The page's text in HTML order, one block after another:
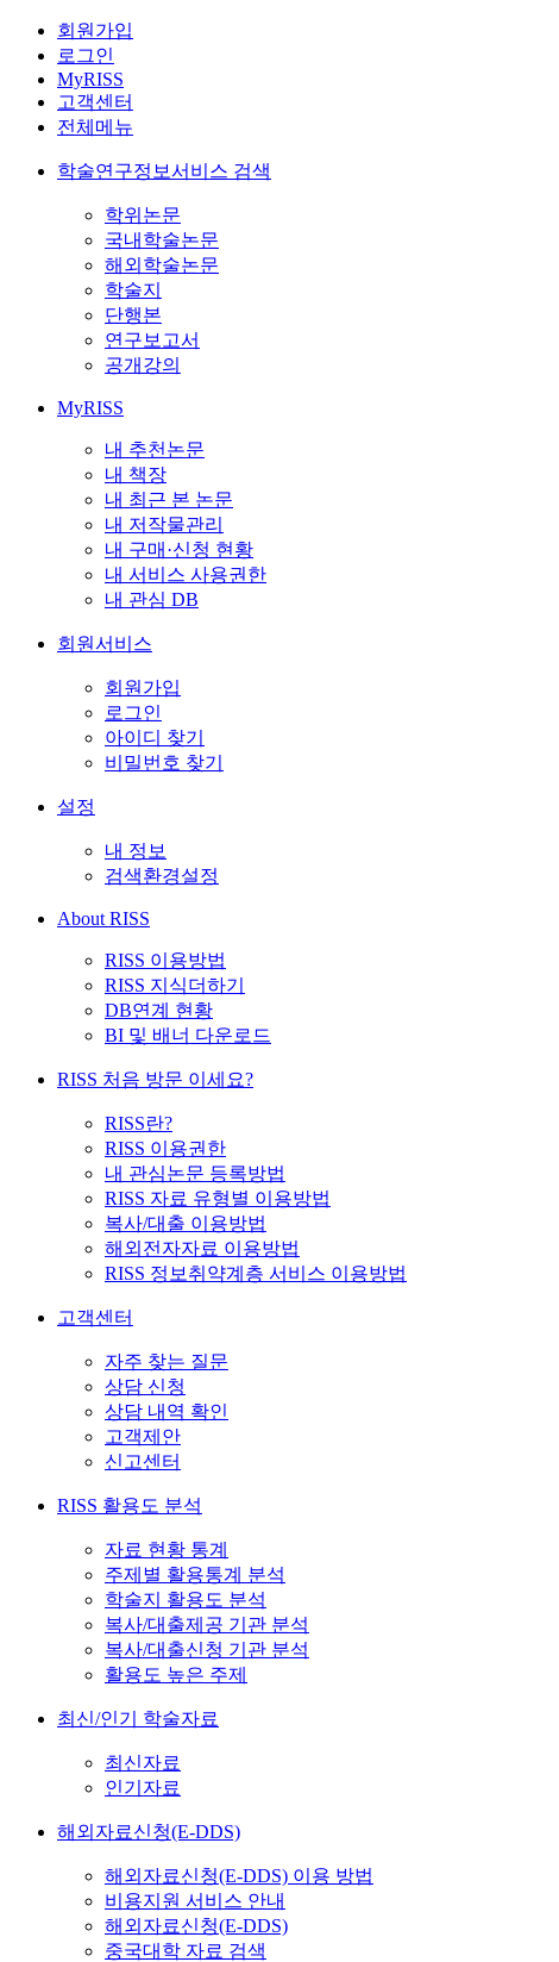
회원가입
로그인
MyRISS
고객센터
전체메뉴
학술연구정보서비스 검색
학위논문
국내학술논문
해외학술논문
학술지
단행본
연구보고서
공개강의
MyRISS
내 추천논문
내 책장
내 최근 본 논문
내 저작물관리
내 구매·신청 현황
내 서비스 사용권한
내 관심 DB
회원서비스
회원가입
로그인
아이디 찾기
비밀번호 찾기
설정
내 정보
검색환경설정
About RISS
RISS 이용방법
RISS 지식더하기
DB연계 현황
BI 및 배너 다운로드
RISS 처음 방문 이세요?
RISS란?
RISS 이용권한
내 관심논문 등록방법
RISS 자료 유형별 이용방법
복사/대출 이용방법
해외전자자료 이용방법
RISS 정보취약계층 서비스 이용방법
고객센터
자주 찾는 질문
상담 신청
상담 내역 확인
고객제안
신고센터
RISS 활용도 분석
자료 현황 통계
주제별 활용통계 분석
학술지 활용도 분석
복사/대출제공 기관 분석
복사/대출신청 기관 분석
활용도 높은 주제
최신/인기 학술자료
최신자료
인기자료
해외자료신청(E-DDS)
해외자료신청(E-DDS) 이용 방법
비용지원 서비스 안내
해외자료신청(E-DDS)
중국대학 자료 검색